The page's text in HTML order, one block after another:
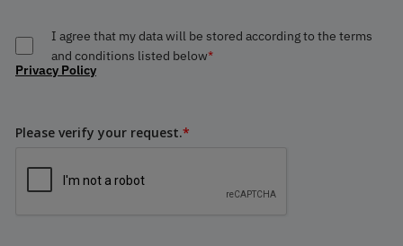
I agree that my data will be stored according to the terms
and conditions listed below*
Privacy Policy
Please verify your request.*